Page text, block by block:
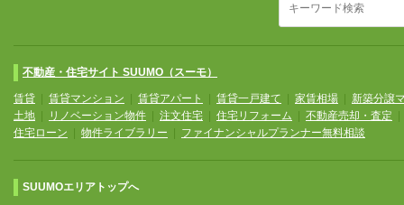
不動産・住宅サイト SUUMO（スーモ）
賃貸 賃貸マンション 賃貸アパート 賃貸一戸建て 家賃相場
新築分譲
土地
リノベーション物件 注文住宅 住宅リフォーム 不動産売却・査定
住宅ローン
物件ライブラリー ファイナンシャルプランナー無料相談
SUUMOエリアトップへ